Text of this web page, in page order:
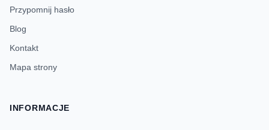
Przypomnij hasło
Blog
Kontakt
Mapa strony
INFORMACJE